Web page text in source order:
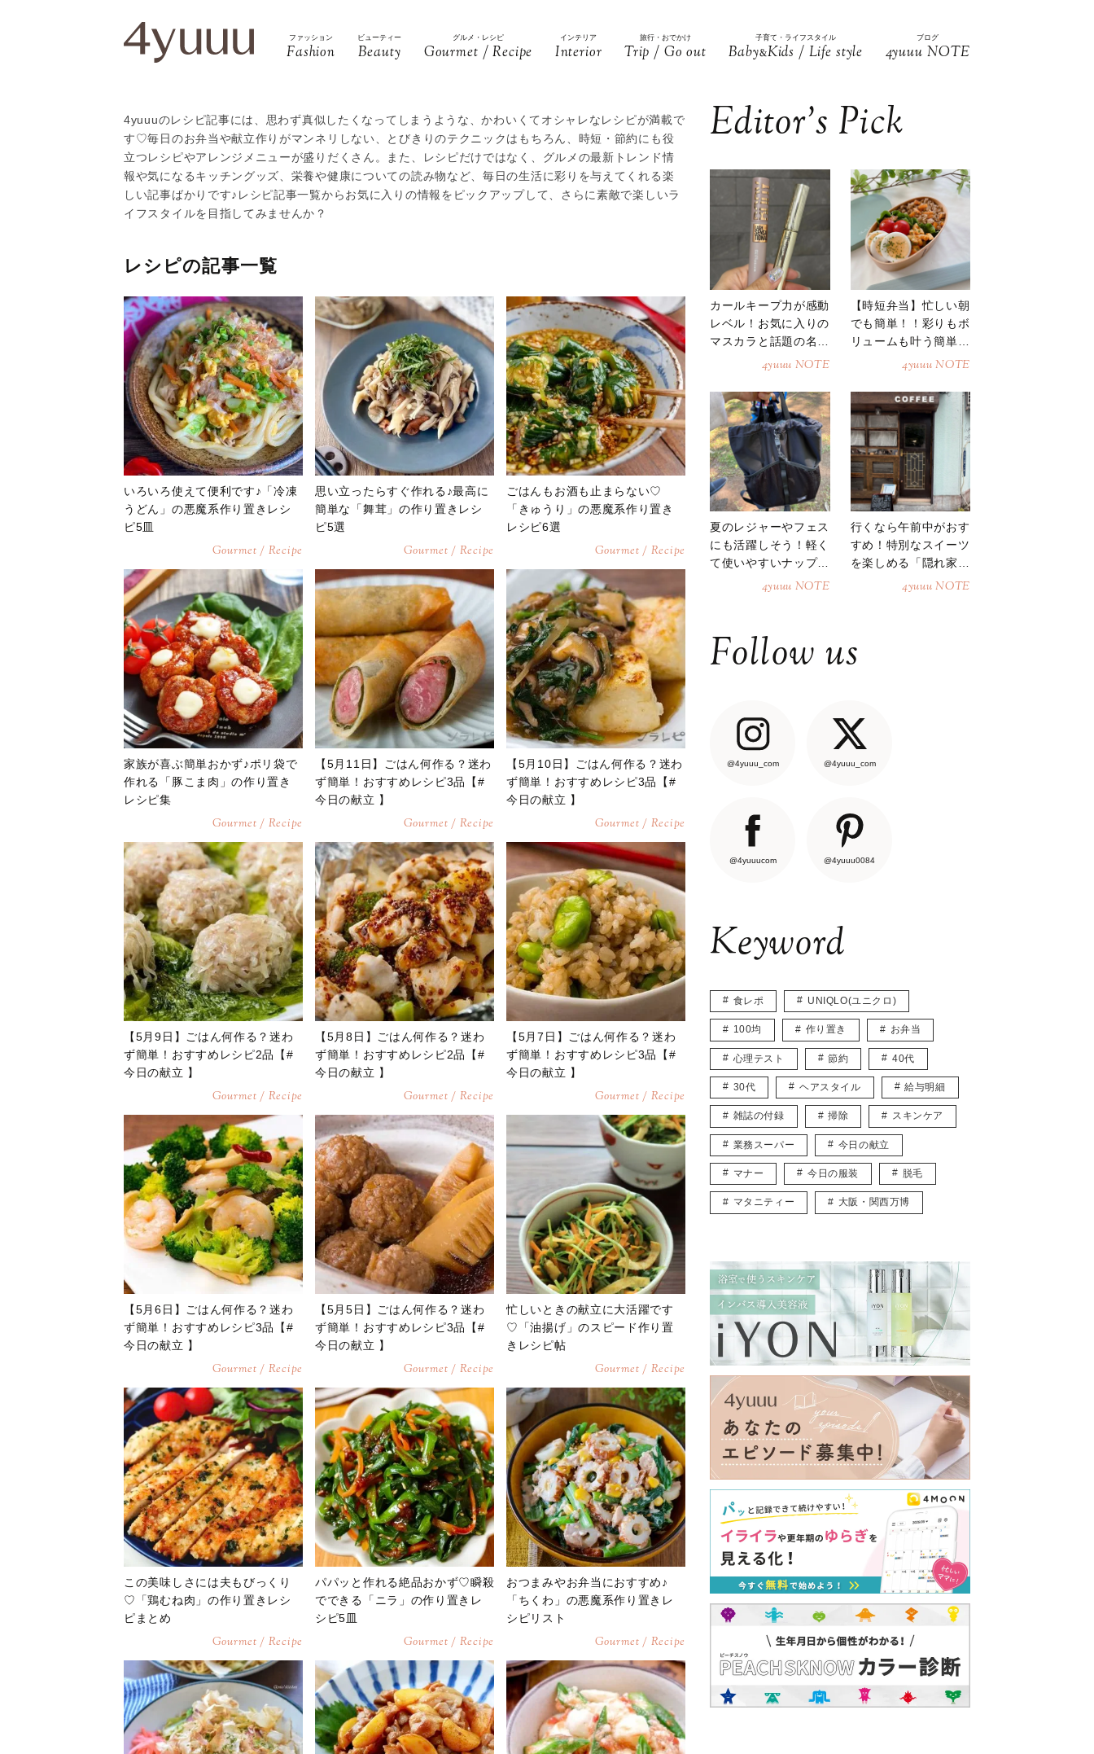
ファッション
Fashion
ビューティー
Beauty
グルメ・レシピ
Gourmet / Recipe
インテリア
Interior
旅行・おでかけ
Trip / Go out
子育て・ライフスタイル
Baby&Kids / Life style
ブログ
4yuuu NOTE
4yuuuのレシピ記事には、思わず真似したくなってしまうような、かわいくてオシャレなレシピが満載で
す♡毎日のお弁当や献立作りがマンネリしない、とびきりのテクニックはもちろん、時短・節約にも役
立つレシピやアレンジメニューが盛りだくさん。また、レシピだけではなく、グルメの最新トレンド情
報や気になるキッチングッズ、栄養や健康についての読み物など、毎日の生活に彩りを与えてくれる楽
しい記事ばかりです♪レシピ記事一覧からお気に入りの情報をピックアップして、さらに素敵で楽しいラ
イフスタイルを目指してみませんか？
レシピの記事一覧
いろいろ使えて便利です♪「冷凍
うどん」の悪魔系作り置きレシ
ピ5皿
Gourmet / Recipe
思い立ったらすぐ作れる♪最高に
簡単な「舞茸」の作り置きレシ
ピ5選
Gourmet / Recipe
ごはんもお酒も止まらない♡
「きゅうり」の悪魔系作り置き
レシピ6選
Gourmet / Recipe
家族が喜ぶ簡単おかず♪ポリ袋で
作れる「豚こま肉」の作り置き
レシピ集
Gourmet / Recipe
【5月11日】ごはん何作る？迷わ
ず簡単！おすすめレシピ3品【#
今日の献立 】
Gourmet / Recipe
【5月10日】ごはん何作る？迷わ
ず簡単！おすすめレシピ3品【#
今日の献立 】
Gourmet / Recipe
【5月9日】ごはん何作る？迷わ
ず簡単！おすすめレシピ2品【#
今日の献立 】
Gourmet / Recipe
【5月8日】ごはん何作る？迷わ
ず簡単！おすすめレシピ2品【#
今日の献立 】
Gourmet / Recipe
【5月7日】ごはん何作る？迷わ
ず簡単！おすすめレシピ3品【#
今日の献立 】
Gourmet / Recipe
【5月6日】ごはん何作る？迷わ
ず簡単！おすすめレシピ3品【#
今日の献立 】
Gourmet / Recipe
【5月5日】ごはん何作る？迷わ
ず簡単！おすすめレシピ3品【#
今日の献立 】
Gourmet / Recipe
忙しいときの献立に大活躍です
♡「油揚げ」のスピード作り置
きレシピ帖
Gourmet / Recipe
この美味しさには夫もびっくり
♡「鶏むね肉」の作り置きレシ
ピまとめ
Gourmet / Recipe
パパッと作れる絶品おかず♡瞬殺
でできる「ニラ」の作り置きレ
シピ5皿
Gourmet / Recipe
おつまみやお弁当におすすめ♪
「ちくわ」の悪魔系作り置きレ
シピリスト
Gourmet / Recipe
Editor’s Pick
カールキープ力が感動
レベル！お気に入りの
マスカラと話題の名品
4yuuu NOTE
【時短弁当】忙しい朝
でも簡単！！彩りもボ
リュームも叶う簡単そ
4yuuu NOTE
夏のレジャーやフェス
にも活躍しそう！軽く
て使いやすいナップサ
4yuuu NOTE
行くなら午前中がおす
すめ！特別なスイーツ
を楽しめる「隠れ家カ
4yuuu NOTE
Follow us
@4yuuu_com @4yuuu_com
@4yuuucom @4yuuu0084
Keyword
食レポ UNIQLO(ユニクロ)
100均 作り置き お弁当
心理テスト 節約 40代
30代 ヘアスタイル 給与明細
雑誌の付録 掃除 スキンケア
業務スーパー 今日の献立
マナー 今日の服装 脱毛
マタニティー 大阪・関西万博